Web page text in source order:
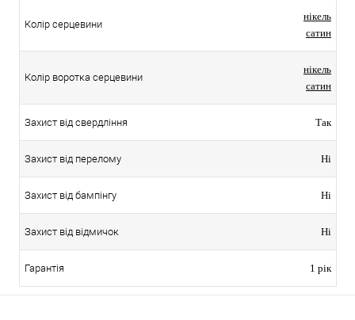
Колір серцевини
нікель
сатин
Колір воротка серцевини
нікель
сатин
Захист від свердління Так
Захист від перелому Ні
Захист від бампінгу Ні
Захист від відмичок Ні
Гарантія 1 рік